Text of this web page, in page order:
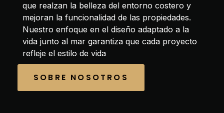
que realzan la belleza del entorno costero y
mejoran la funcionalidad de las propiedades.
Nuestro enfoque en el diseño adaptado a la
vida junto al mar garantiza que cada proyecto
refleje el estilo de vida
SOBRE NOSOTROS